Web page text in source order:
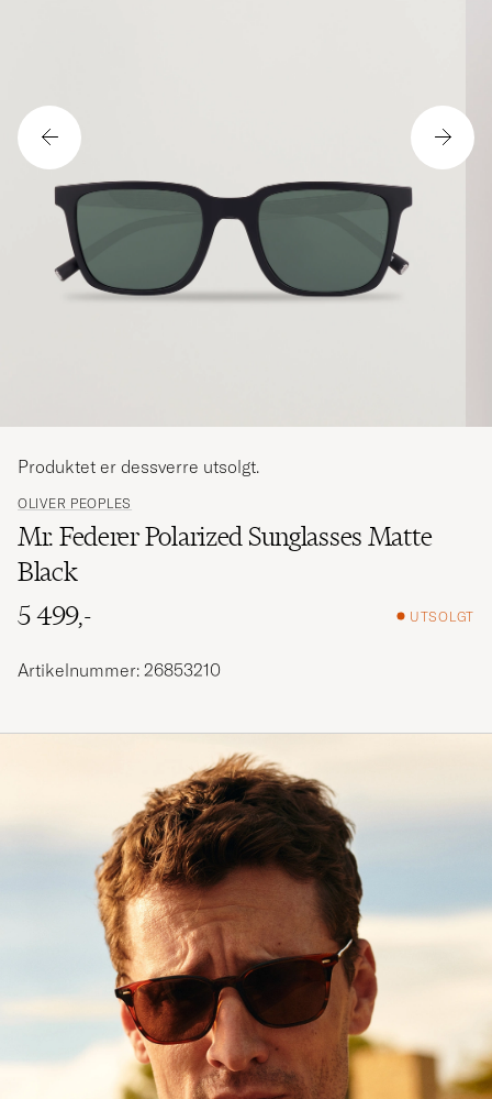
OLIVER PEOPLES
Mr. Federer Polarized Sunglasses Matte
Black
5 499,-
UTSOLGT
Produktet er dessverre utsolgt.
Artikelnummer: 26853210